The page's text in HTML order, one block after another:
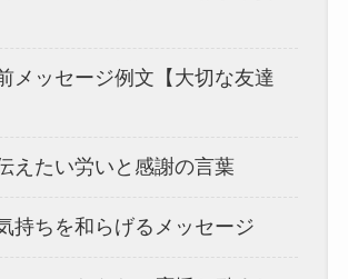
メッセージ例文【大切な友達
えたい労いと感謝の言葉
持ちを和らげるメッセージ